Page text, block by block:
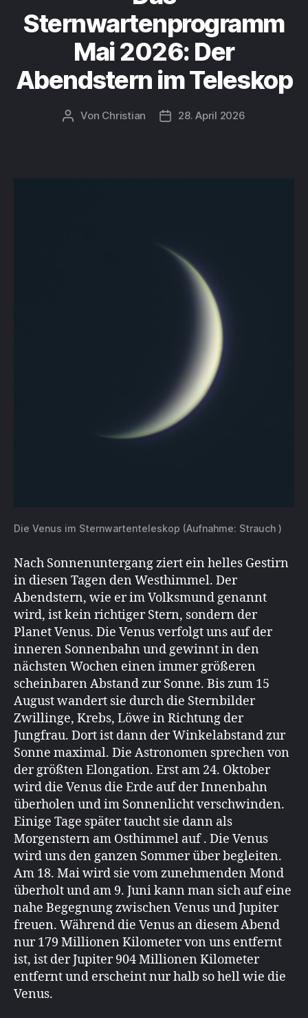
Sternwartenprogramm
Mai 2026: Der
Abendstern im Teleskop
Beitragsautor
Von Christian Beitragsdatum
28. April 2026
Die Venus im Sternwartenteleskop (Aufnahme: Strauch )
Nach Sonnenuntergang ziert ein helles Gestirn
in diesen Tagen den Westhimmel. Der
Abendstern, wie er im Volksmund genannt
wird, ist kein richtiger Stern, sondern der
Planet Venus. Die Venus verfolgt uns auf der
inneren Sonnenbahn und gewinnt in den
nächsten Wochen einen immer größeren
scheinbaren Abstand zur Sonne. Bis zum 15
August wandert sie durch die Sternbilder
Zwillinge, Krebs, Löwe in Richtung der
Jungfrau. Dort ist dann der Winkelabstand zur
Sonne maximal. Die Astronomen sprechen von
der größten Elongation. Erst am 24. Oktober
wird die Venus die Erde auf der Innenbahn
überholen und im Sonnenlicht verschwinden.
Einige Tage später taucht sie dann als
Morgenstern am Osthimmel auf . Die Venus
wird uns den ganzen Sommer über begleiten.
Am 18. Mai wird sie vom zunehmenden Mond
überholt und am 9. Juni kann man sich auf eine
nahe Begegnung zwischen Venus und Jupiter
freuen. Während die Venus an diesem Abend
nur 179 Millionen Kilometer von uns entfernt
ist, ist der Jupiter 904 Millionen Kilometer
entfernt und erscheint nur halb so hell wie die
Venus.